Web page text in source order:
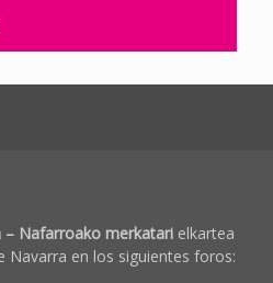
– Nafarroako merkatarielkartea
Navarra en los siguientes foros: